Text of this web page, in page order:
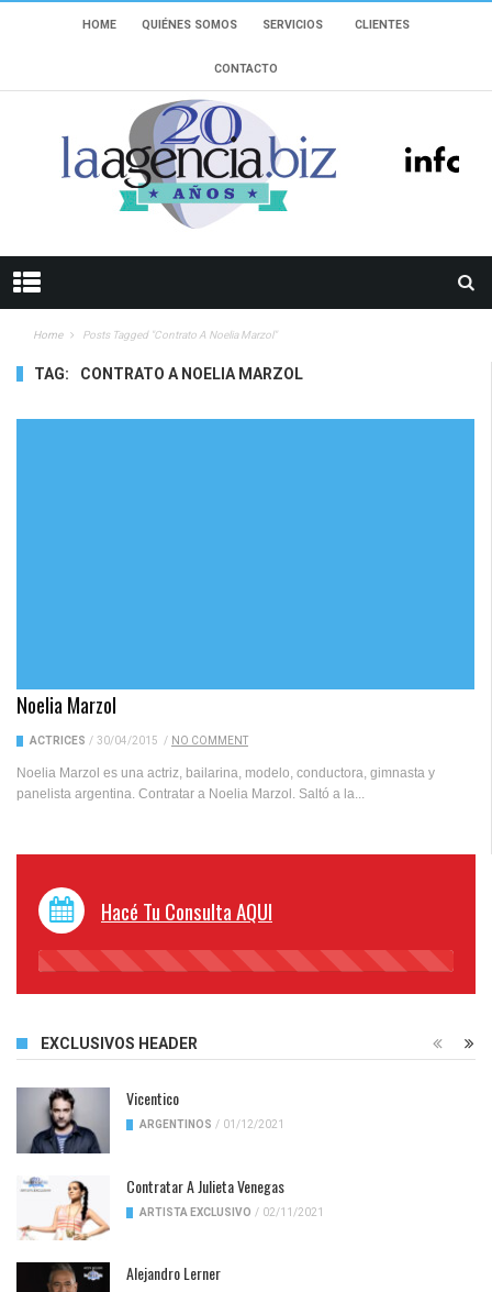
HOME QUIÉNES SOMOS SERVICIOS CLIENTES
CONTACTO
Home Posts Tagged "Contrato A Noelia Marzol"
TAG: CONTRATO A NOELIA MARZOL
Noelia Marzol
ACTRICES / 30/04/2015 / NO COMMENT
Noelia Marzol es una actriz, bailarina, modelo, conductora, gimnasta y
panelista argentina. Contratar a Noelia Marzol. Saltó a la...
Hacé Tu Consulta AQUI
45%
EXCLUSIVOS HEADER
Vicentico
ARGENTINOS / 01/12/2021
Contratar A Julieta Venegas
ARTISTA EXCLUSIVO / 02/11/2021
Alejandro Lerner